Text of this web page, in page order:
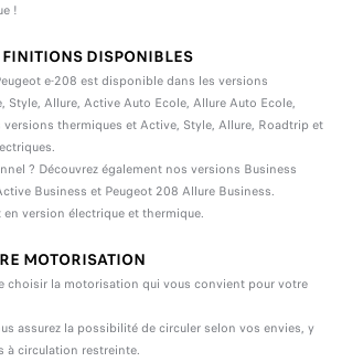
!
DISPONIBLES
e-208 est disponible dans les versions
Style, Allure, Active Auto Ecole, Allure Auto Ecole,
versions thermiques et Active, Style, Allure, Roadtrip et
? Découvrez également nos versions Business
Business et Peugeot 208 Allure Business.
version électrique et thermique.
MOTORISATION
choisir la motorisation qui vous convient pour votre
assurez la possibilité de circuler selon vos envies, y
à circulation restreinte.